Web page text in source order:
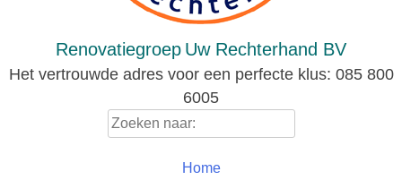
Renovatiegroep Uw Rechterhand BV
Het vertrouwde adres voor een perfecte klus: 085 800
6005
Home